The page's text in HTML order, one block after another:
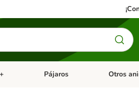
abierto: Antiparasitarios
Menú de categoria abierto:
Pájaros Menú de
Otros